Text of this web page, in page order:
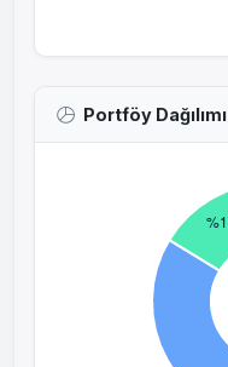
Portföy Dağılımı